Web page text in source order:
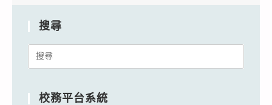
搜尋
Search
校務平台系統